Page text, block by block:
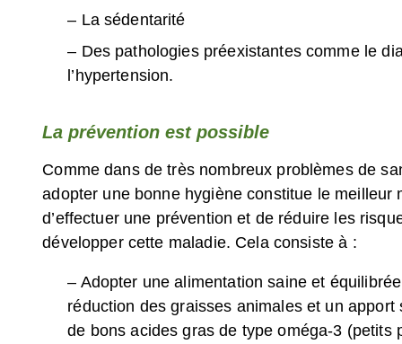
– La sédentarité
– Des pathologies préexistantes comme le
l’hypertension.
La prévention est possible
Comme dans de très nombreux problèmes de
adopter une bonne hygiène constitue le meilleur
d’effectuer une prévention et de réduire les
développer cette maladie. Cela consiste à :
– Adopter une alimentation saine et
réduction des graisses animales et un apport
de bons acides gras de type oméga-3 (petits